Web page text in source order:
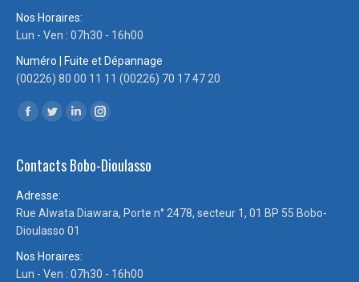
Nos Horaires:
Lun - Ven : 07h30 - 16h00
Numéro | Fuite et Dépannage
(00226) 80 00 11 11 (00226) 70 17 47 20
Trouvez nous sur :
Facebook
opens
window
Twitter
opens
window
LinkedIn
opens
window
Instagram
opens
Contacts Bobo-Dioulasso
Adresse:
Rue Alwata Diawara, Porte n° 2478, secteur 1, 01 BP 55 Bobo-
Dioulasso 01
Nos Horaires:
Lun - Ven : 07h30 - 16h00